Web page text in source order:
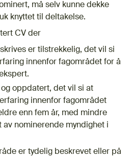
må selv kunne dekke
knyttet til deltakelse.
CV der
er tilstrekkelig, det vil si
innenfor fagområdet for å
oppdatert, det vil si at
innenfor fagområdet
enn fem år, med mindre
av nominerende myndighet i
er tydelig beskrevet eller på